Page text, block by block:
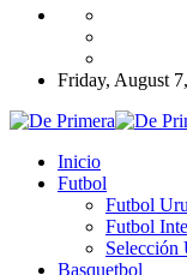
Friday, August
Inicio
Futbol
Futbol
Futbol
Selección
Basquetbol